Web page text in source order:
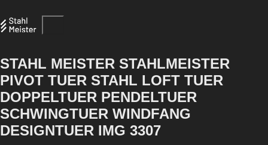
STAHL MEISTER STAHLMEISTER
PIVOT TUER STAHL LOFT TUER
DOPPELTUER PENDELTUER
SCHWINGTUER WINDFANG
DESIGNTUER IMG 3307